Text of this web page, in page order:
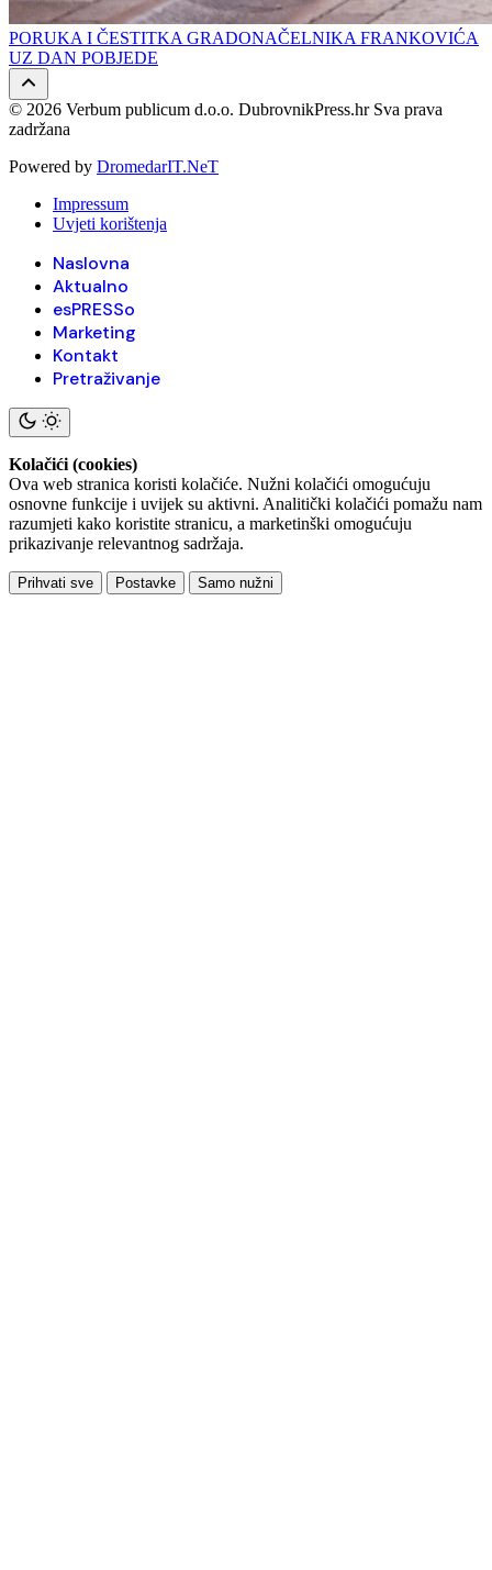
PORUKA I ČESTITKA GRADONAČELNIKA FRANKOVIĆA
UZ DAN POBJEDE
© 2026 Verbum publicum d.o.o. DubrovnikPress.hr Sva prava
zadržana
Powered by DromedarIT.NeT
Impressum
Uvjeti korištenja
Naslovna
Aktualno
esPRESSo
Marketing
Kontakt
Pretraživanje
Kolačići (cookies)
Ova web stranica koristi kolačiće. Nužni kolačići omogućuju
osnovne funkcije i uvijek su aktivni. Analitički kolačići pomažu nam
razumjeti kako koristite stranicu, a marketinški omogućuju
prikazivanje relevantnog sadržaja.
Prihvati sve Postavke Samo nužni